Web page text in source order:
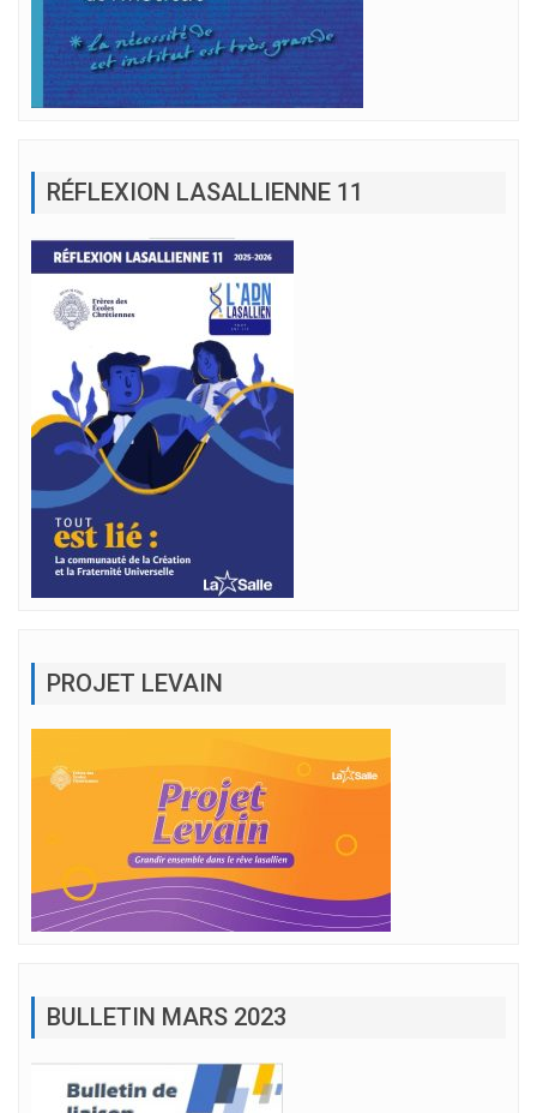
RÉFLEXION LASALLIENNE 11
PROJET LEVAIN
BULLETIN MARS 2023